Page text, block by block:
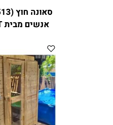
אנשים מבית CITYSPORT